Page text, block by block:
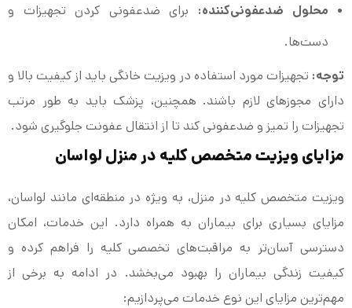
محلول ضدعفونی‌کننده:برای ضدعفونی کردن تجهیزات و
دست‌ها.
توجه:تجهیزات مورد استفاده در ویزیت خانگی باید از کیفیت بالا و
دارای مجوزهای لازم باشند. همچنین، پزشک باید به طور مرتب
تجهیزات را تمیز و ضدعفونی کند تا از انتقال عفونت جلوگیری شود.
مزایای ویزیت متخصص کلیه در منزل لواسان
ویزیت متخصص کلیه در منزل، به ویژه در منطقه‌ای مانند لواسان،
مزایای بسیاری برای بیماران به همراه دارد. این خدمات، امکان
دسترسی آسان‌تر به مراقبت‌های تخصصی کلیه را فراهم کرده و
کیفیت زندگی بیماران را بهبود می‌بخشد. در ادامه به برخی از
مهم‌ترین مزایای این نوع خدمات می‌پردازیم: